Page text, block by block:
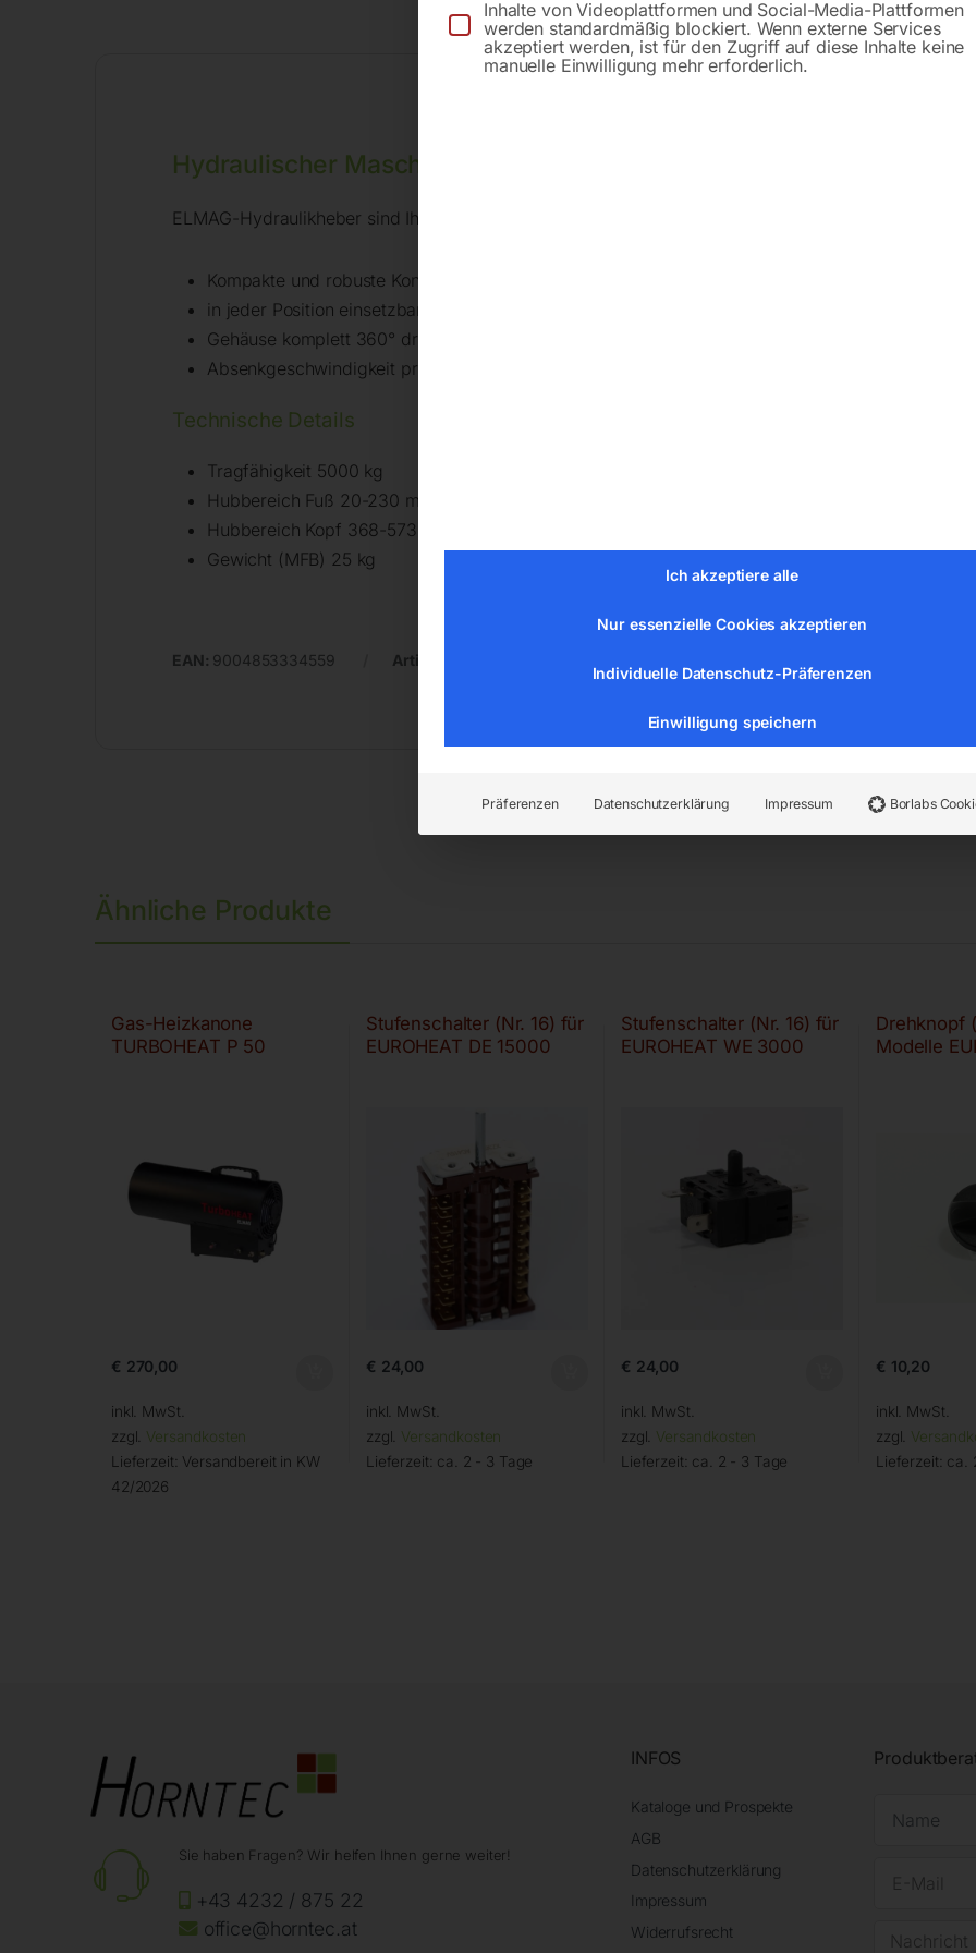
Beschreibung Produktsicherheit
Hydraulischer Maschinenheber 5.000 kg
ELMAG-Hydraulikheber sind Ihre unersetzlichen Partner für Reparaturen, Wartung und Montage,
Kompakte und robuste Konstruktion
in jeder Position einsetzbar – siehe Abbildungen!
Gehäuse komplett 360° drehbar
Absenkgeschwindigkeit präzise einstellbar
Technische Details
Tragfähigkeit 5000 kg
Hubbereich Fuß 20-230 mm
Hubbereich Kopf 368-573 mm
Gewicht (MFB) 25 kg
EAN: 9004853334559 Artikelnummer:
Ähnliche Produkte
Gas-Heizkanone
TURBOHEAT P 50
€ 270,00
inkl. MwSt.
zzgl. Versandkosten
Lieferzeit: Versandbereit in KW
42/2026
Stufenschalter (Nr. 16) für
EUROHEAT DE 15000
€ 24,00
inkl. MwSt.
zzgl. Versandkosten
Lieferzeit: ca. 2 - 3 Tage
Stufenschalter (Nr. 16) für
EUROHEAT WE 3000
€ 24,00
inkl. MwSt.
zzgl. Versandkosten
Lieferzeit: ca. 2 - 3 Tage
Drehknopf
Modelle
€ 10,20
inkl. MwSt.
zzgl.
Lieferzeit: ca.
Sie haben Fragen? Wir helfen Ihnen gerne weiter!
+43 4232 / 875 22
office@horntec.at
INFOS
Kataloge und Prospekte
AGB
Datenschutzerklärung
Impressum
Widerrufsrecht
Inhalte von Videoplattformen und Social-Media-Plattformen
werden standardmäßig blockiert. Wenn externe Services
akzeptiert werden, ist für den Zugriff auf diese Inhalte keine
manuelle Einwilligung mehr erforderlich.
Ich akzeptiere alle
Nur essenzielle Cookies akzeptieren
Individuelle Datenschutz-Präferenzen
Einwilligung speichern
Präferenzen Datenschutzerklärung Impressum Borlabs